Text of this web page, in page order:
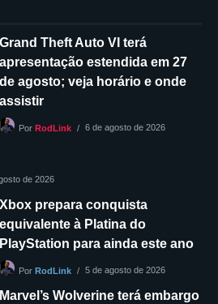
Grand Theft Auto VI terá
apresentação estendida em 27
de agosto; veja horário e onde
assistir
Por RodLink 6 de agosto de 2026
de 2026
Xbox prepara conquista
equivalente à Platina do
PlayStation para ainda este ano
Por RodLink 5 de agosto de 2026
Marvel’s Wolverine terá embargo